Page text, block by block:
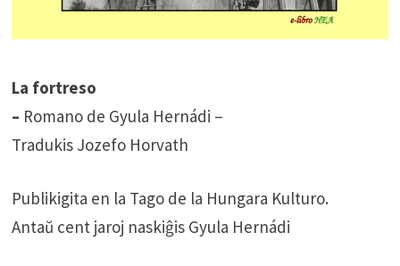
La fortreso
– Romano de Gyula Hernádi –
Tradukis Jozefo Horvath
Publikigita en la Tago de la Hungara Kulturo.
Antaŭ cent jaroj naskiĝis Gyula Hernádi